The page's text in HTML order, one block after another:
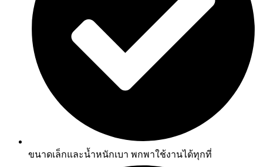
ขนาดเล็กและน้ำหนักเบา พกพาใช้งานได้ทุกที่